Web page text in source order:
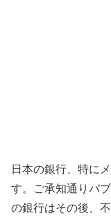
日本の銀行、特に
す。ご承知通りバ
の銀行はその後、